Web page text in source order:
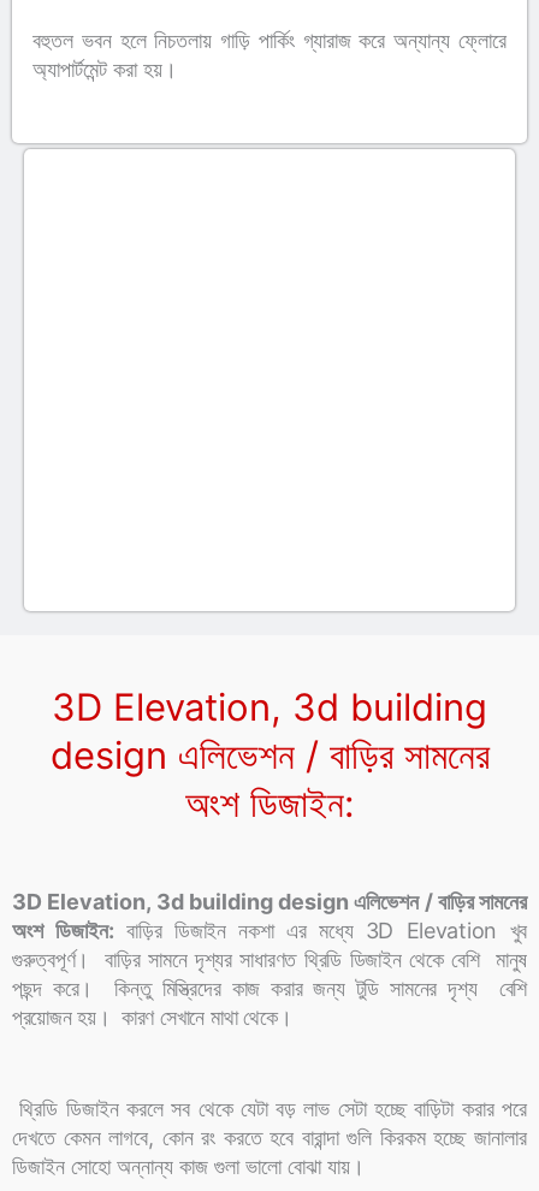
বহুতল ভবন হলে নিচতলায় গাড়ি পার্কিং গ্যারাজ করে অন্যান্য ফ্লোরে
অ্যাপার্টমেন্ট করা হয়।
3D Elevation, 3d building
design এলিভেশন / বাড়ির সামনের
অংশ ডিজাইন:
3D Elevation, 3d building design এলিভেশন / বাড়ির সামনের
অংশ ডিজাইন: বাড়ির ডিজাইন নকশা এর মধ্যে 3D Elevation খুব
গুরুত্বপূর্ণ।বাড়ির সামনে দৃশ্যর সাধারণত থ্রিডি ডিজাইন থেকে বেশি মানুষ
পছন্দ করে। কিন্তু মিস্ত্রিদের কাজ করার জন্য টুডি সামনের দৃশ্য বেশি
প্রয়োজন হয়। কারণ সেখানে মাথা থেকে।
থ্রিডি ডিজাইন করলে সব থেকে যেটা বড় লাভ সেটা হচ্ছে বাড়িটা করার পরে
দেখতে কেমন লাগবে, কোন রং করতে হবে বারান্দা গুলি কিরকম হচ্ছে জানালার
ডিজাইন সোহো অন্নান্য কাজ গুলা ভালো বোঝা যায়।